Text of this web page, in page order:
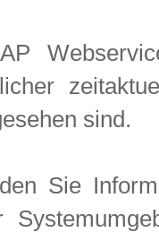
sind.
Sie